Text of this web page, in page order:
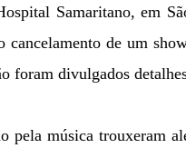
Samaritano, em
cancelamento de um
foram divulgados
pela música trouxeram